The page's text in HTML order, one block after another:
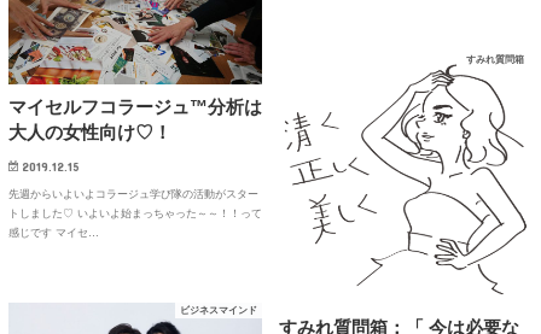
マイセルフコラージュ™分析は
大人の女性向け♡！
2019.12.15
先週からいよいよコラージュ学び隊の活動がスター
トしました♡ いよいよ始まっちゃった～～！！って
感じです マイセ…
すみれ質問箱
すみれ質問箱：「 今は必要な
ビジネスマインド